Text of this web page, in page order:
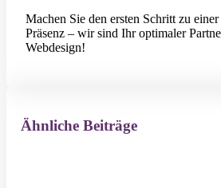
Machen Sie den ersten Schritt zu
Präsenz – wir sind Ihr optimaler
Webdesign!
Ähnliche Beiträge